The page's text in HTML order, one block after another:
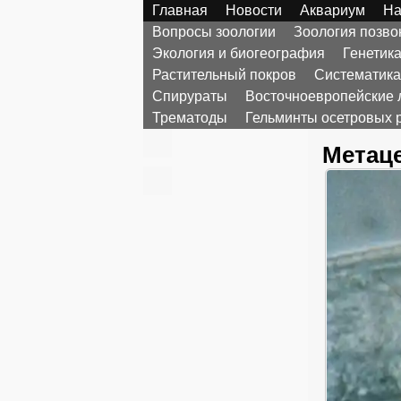
Главная Новости Аквариум
Вопросы зоологии
Зоология
Экология и биогеография
Растительный покров
Спирураты
Восточноевропейские
Трематоды
Гельминты осетровых